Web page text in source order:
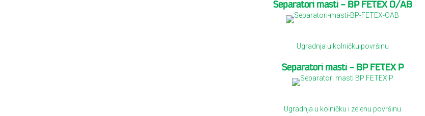
Separatori masti – BP FETEX O/AB
Ugradnja u kolničku površinu
Separatori masti – BP FETEX P
Ugradnja u kolničku i zelenu površinu